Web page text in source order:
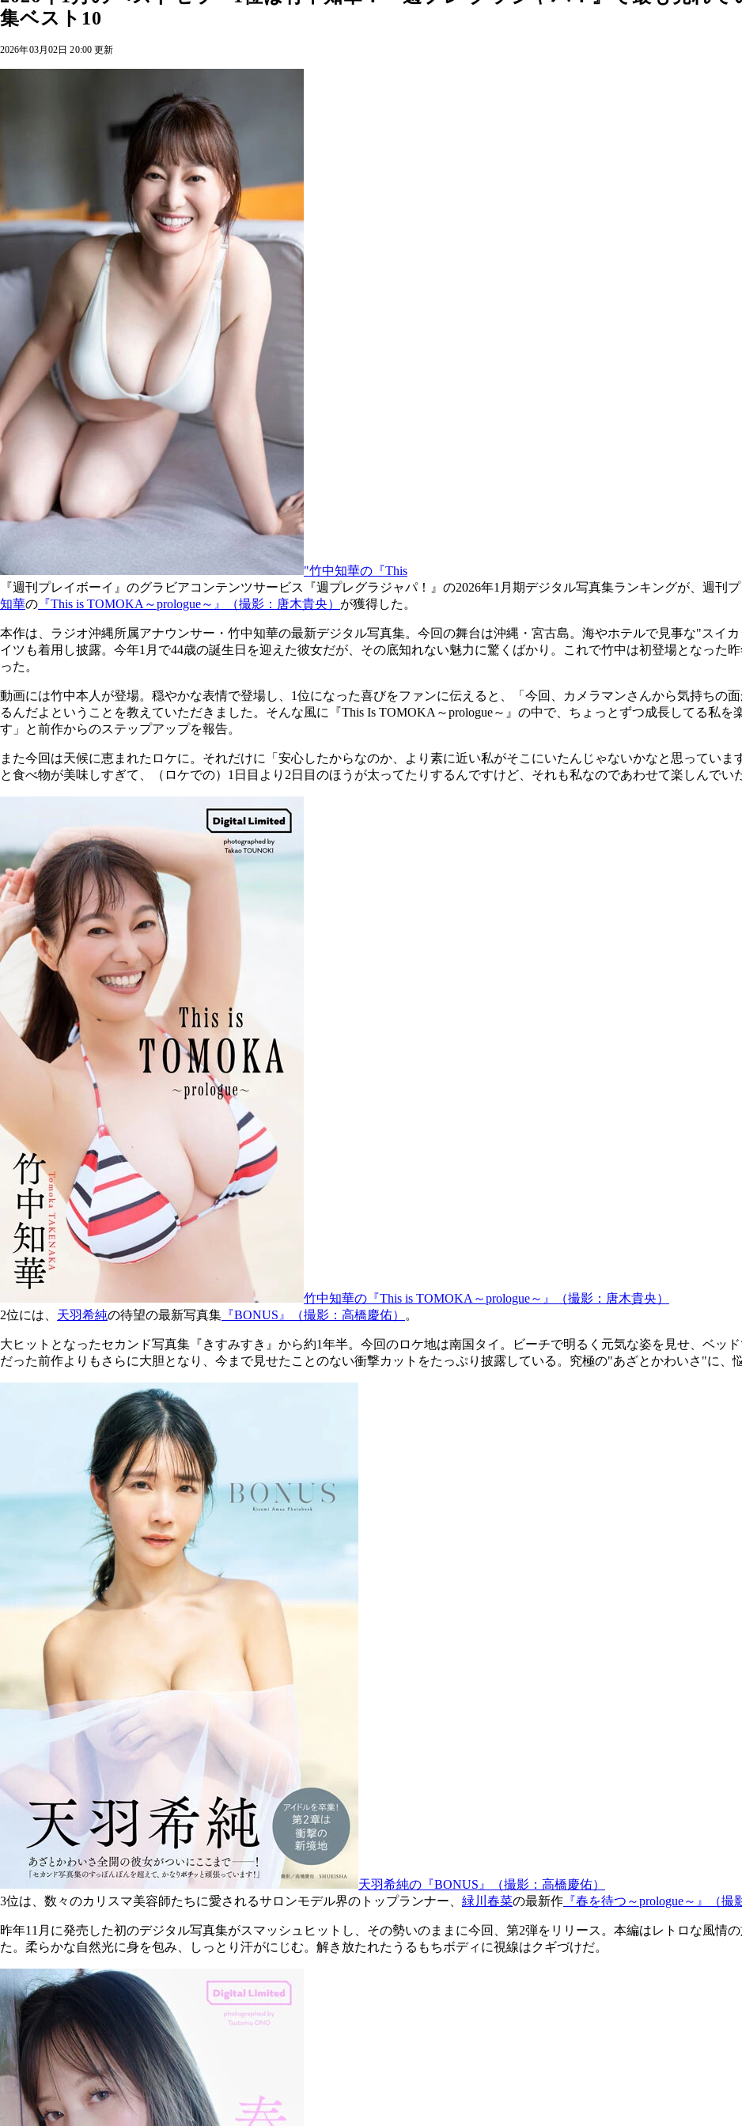
集ベスト10
2026年03月02日 20:00 更新
"竹中知華の『This
『週刊プレイボーイ』のグラビアコンテンツサービス『週プレグラジャパ！』の2026年1月期デジタル写真集ランキングが、週刊
知華の 『This is TOMOKA～prologue～』（撮影：唐木貴央） が獲得した。
本作は、ラジオ沖縄所属アナウンサー・竹中知華の最新デジタル写真集。今回の舞台は沖縄・宮古島。海やホテルで見事な"スイ
イツも着用し披露。今年1月で44歳の誕生日を迎えた彼女だが、その底知れない魅力に驚くばかり。これで竹中は初登場となった
った。
動画には竹中本人が登場。穏やかな表情で登場し、1位になった喜びをファンに伝えると、「今回、カメラマンさんから気持ちの
るんだよということを教えていただきました。そんな風に『This Is TOMOKA～prologue～』の中で、ちょっとずつ成長してる私
す」と前作からのステップアップを報告。
また今回は天候に恵まれたロケに。それだけに「安心したからなのか、より素に近い私がそこにいたんじゃないかなと思ってい
と食べ物が美味しすぎて、（ロケでの）1日目より2日目のほうが太ってたりするんですけど、それも私なのであわせて楽しんでい
竹中知華の『This is TOMOKA～prologue～』（撮影：唐木貴央）
2位には、 天羽希純の待望の最新写真集 『BONUS』（撮影：高橋慶佑） 。
大ヒットとなったセカンド写真集『きすみすき』から約1年半。今回のロケ地は南国タイ。ビーチで明るく元気な姿を見せ、ベッ
だった前作よりもさらに大胆となり、今まで見せたことのない衝撃カットをたっぷり披露している。究極の"あざとかわいさ"に、
天羽希純の『BONUS』（撮影：高橋慶佑）
3位は、数々のカリスマ美容師たちに愛されるサロンモデル界のトップランナー、 緑川春菜の最新作 『春を待つ～prologue～』（撮
昨年11月に発売した初のデジタル写真集がスマッシュヒットし、その勢いのままに今回、第2弾をリリース。本編はレトロな風情
た。柔らかな自然光に身を包み、しっとり汗がにじむ。解き放たれたうるもちボディに視線はクギづけだ。